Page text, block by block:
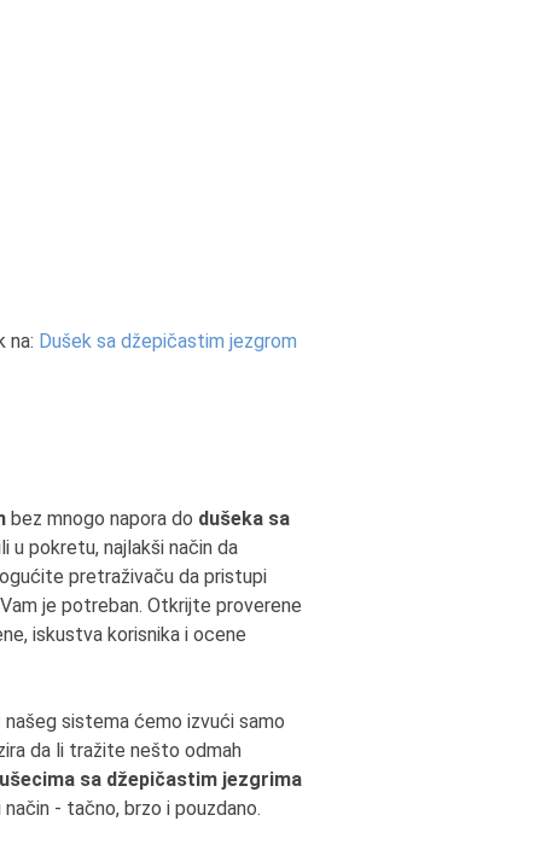
na: Dušek sa džepičastim jezgrom
bez mnogo napora do dušeka sa
u pokretu, najlakši način da
pretraživaču da pristupi
je potreban. Otkrijte proverene
iskustva korisnika i ocene
našeg sistema ćemo izvući samo
da li tražite nešto odmah
sa džepičastim jezgrima
- tačno, brzo i pouzdano.